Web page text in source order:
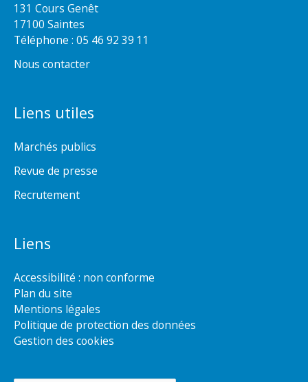
131 Cours Genêt
17100 Saintes
Téléphone : 05 46 92 39 11
Nous contacter
Liens utiles
Marchés publics
Revue de presse
Recrutement
Liens
Accessibilité : non conforme
Plan du site
Mentions légales
Politique de protection des données
Gestion des cookies